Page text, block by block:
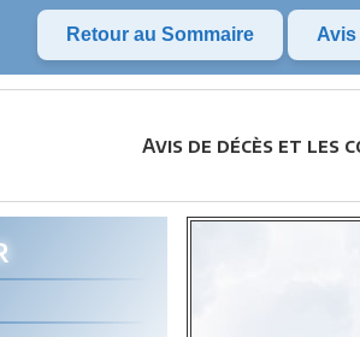
Retour au Sommaire
Avis de décès et les